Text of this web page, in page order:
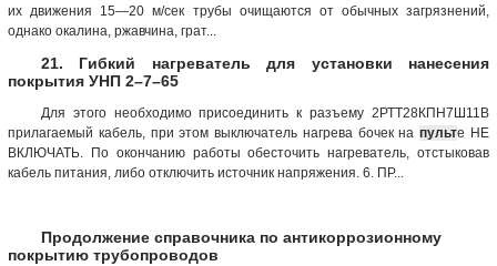
их движения 15—20 м/сек трубы очищаются от обычных загрязнений,
однако окалина, ржавчина, грат...
21. Гибкий нагреватель для установки нанесения
покрытия УНП 2–7–65
Для этого необходимо присоединить к разъему 2РТТ28КПН7Ш11В
прилагаемый кабель, при этом выключатель нагрева бочек напульте НЕ
ВКЛЮЧАТЬ. По окончанию работы обесточить нагреватель, отстыковав
кабель питания, либо отключить источник напряжения. 6. ПР...
Продолжение справочника по антикоррозионному
покрытию трубопроводов